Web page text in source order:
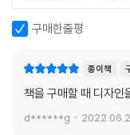
구매한줄평
종이책
책을 구매할 때 디자인
d******g